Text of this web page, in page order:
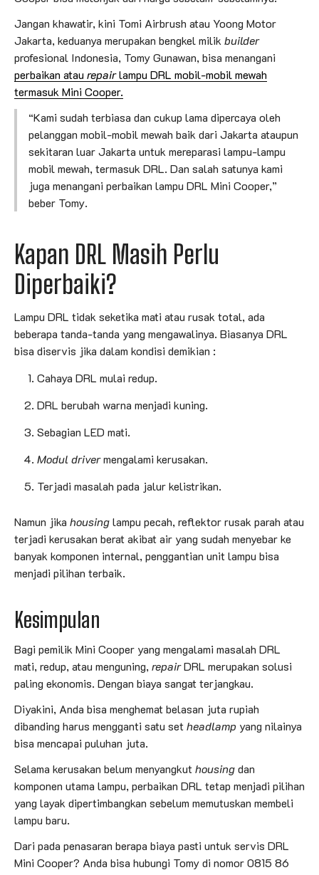
Jangan khawatir, kini Tomi Airbrush atau Yoong Motor
Jakarta, keduanya merupakan bengkel milikbuilder
profesional Indonesia, Tomy Gunawan, bisa menangani
perbaikan atau repairlampu DRL mobil-mobil mewah
termasuk Mini Cooper.
“Kami sudah terbiasa dan cukup lama dipercaya oleh
pelanggan mobil-mobil mewah baik dari Jakarta ataupun
sekitaran luar Jakarta untuk mereparasi lampu-lampu
mobil mewah, termasuk DRL. Dan salah satunya kami
juga menangani perbaikan lampu DRL Mini Cooper,”
beber Tomy.
Kapan DRL Masih Perlu
Diperbaiki?
Lampu DRL tidak seketika mati atau rusak total, ada
beberapa tanda-tanda yang mengawalinya. Biasanya DRL
bisa diservis jika dalam kondisi demikian :
Cahaya DRL mulai redup.
DRL berubah warna menjadi kuning.
Sebagian LED mati.
Moduldrivermengalami kerusakan.
Terjadi masalah pada jalur kelistrikan.
Namun jika housinglampu pecah, reflektor rusak parah atau
terjadi kerusakan berat akibat air yang sudah menyebar ke
banyak komponen internal, penggantian unit lampu bisa
menjadi pilihan terbaik.
Kesimpulan
Bagi pemilik Mini Cooper yang mengalami masalah DRL
mati, redup, atau menguning,repairDRL merupakan solusi
paling ekonomis. Dengan biaya sangat terjangkau.
Diyakini, Anda bisa menghemat belasan juta rupiah
dibanding harus mengganti satu setheadlamp yang nilainya
bisa mencapai puluhan juta.
Selama kerusakan belum menyangkuthousingdan
komponen utama lampu, perbaikan DRL tetap menjadi pilihan
yang layak dipertimbangkan sebelum memutuskan membeli
lampu baru.
Dari pada penasaran berapa biaya pasti untuk servis DRL
Mini Cooper? Anda bisa hubungi Tomy di nomor 0815 86